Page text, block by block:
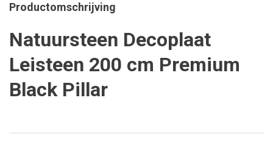
Productomschrijving
Natuursteen Decoplaat
Leisteen 200 cm Premium
Black Pillar